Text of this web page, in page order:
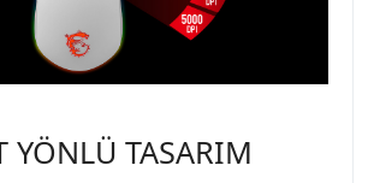
YÖNLÜ TASARIM